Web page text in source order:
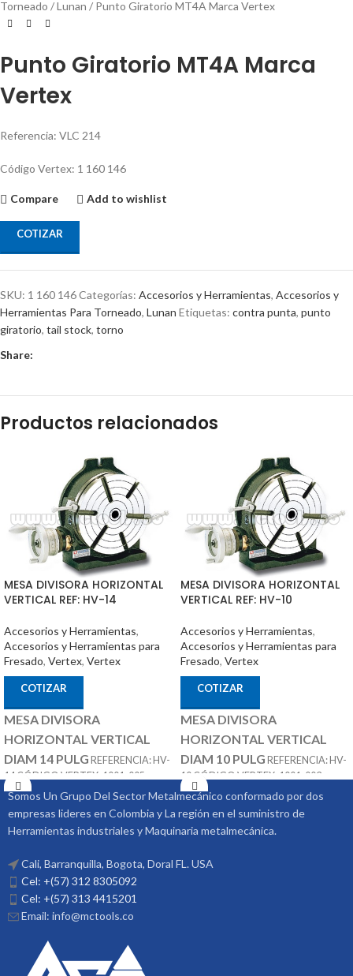
Torneado
Lunan Punto Giratorio MT4A Marca Vertex
Punto Giratorio MT4A Marca
Vertex
Referencia: VLC 214
Código Vertex: 1 160 146
Compare Add to wishlist
COTIZAR
SKU: 1 160 146Categorías: Accesorios y Herramientas, Accesorios y
Herramientas Para Torneado, Lunan Etiquetas: contra punta, punto
giratorio, tail stock, torno
Share:
Productos relacionados
MESA DIVISORA HORIZONTAL
VERTICAL REF: HV-14
Accesorios y Herramientas,
Accesorios y Herramientas para
Fresado, Vertex, Vertex
COTIZAR
MESA DIVISORA
HORIZONTAL VERTICAL
DIAM 14 PULG REFERENCIA: HV-
14 CÓDIGO VERTEX: 1001-005
MARCA: VERTEXACCESORIOS
OPCIONALES:CONTRA PUNTÁ
REF: TS-4 PLATOS DIVISORES REF:
MESA DIVISORA HORIZONTAL
VERTICAL REF: HV-10
Accesorios y Herramientas,
Accesorios y Herramientas para
Fresado, Vertex
COTIZAR
MESA DIVISORA
HORIZONTAL VERTICAL
DIAM 10 PULG REFERENCIA: HV-
10 CÓDIGO VERTEX: 1001-003
MARCA: VERTEXACCESORIOS
OPCIONALES:CONTRA PUNTÁ
REF: TS-3 PLATOS DIVISORES REF:
Somos Un Grupo Del Sector Metalmecánico conformado por dos
empresas lideres en Colombia y La región en el suministro de
Herramientas industriales y Maquinaria metalmecánica.
Cali, Barranquilla, Bogota, Doral FL. USA
Cel: +(57) 312 8305092
Cel: +(57) 313 4415201
Email: info@mctools.co